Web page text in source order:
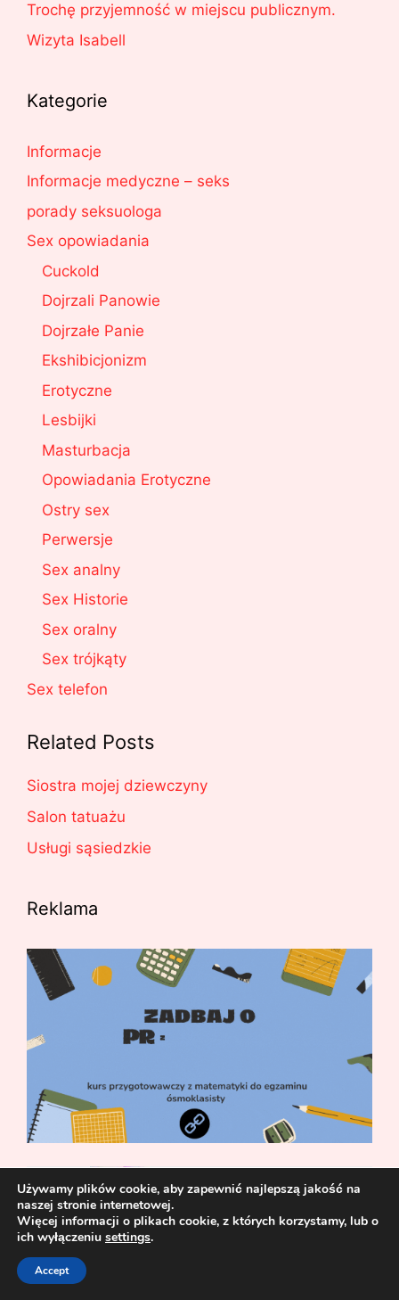
Trochę przyjemność w miejscu publicznym.
Wizyta Isabell
Kategorie
Informacje
Informacje medyczne – seks
porady seksuologa
Sex opowiadania
Cuckold
Dojrzali Panowie
Dojrzałe Panie
Ekshibicjonizm
Erotyczne
Lesbijki
Masturbacja
Opowiadania Erotyczne
Ostry sex
Perwersje
Sex analny
Sex Historie
Sex oralny
Sex trójkąty
Sex telefon
Related Posts
Siostra mojej dziewczyny
Salon tatuażu
Usługi sąsiedzkie
Reklama
Używamy plików cookie, aby zapewnić najlepszą jakość na
naszej stronie internetowej.
Więcej informacji o plikach cookie, z których korzystamy, lub o
ich wyłączeniu settings.
Accept